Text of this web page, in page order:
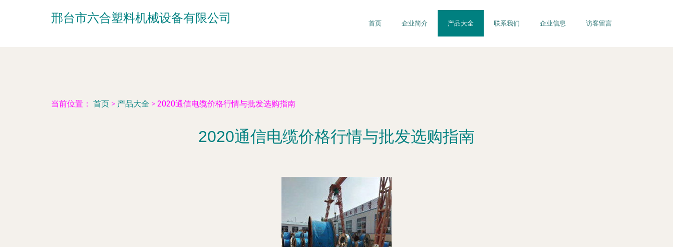
邢台市六合塑料机械设备有限公司 首页 企业简介 产品大全 联系我们 企业信息 访客留言
当前位置： 首页 > 产品大全 > 2020通信电缆价格行情与批发选购指南
2020通信电缆价格行情与批发选购指南